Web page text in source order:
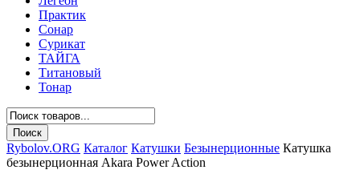
Практик
Сонар
Сурикат
ТАЙГА
Титановый
Тонар
Rybolov.ORG Каталог Катушки Безынерционные Катушка
безынерционная Akara Power Action